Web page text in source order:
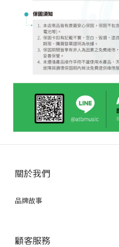
關於我們
品牌故事
顧客服務